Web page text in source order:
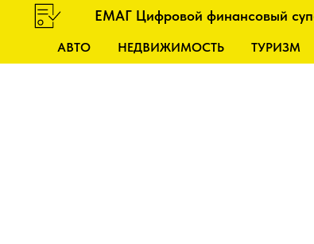
ЕМАГ Цифровой финансовый
АВТО НЕДВИЖИМОСТЬ ТУРИЗМ